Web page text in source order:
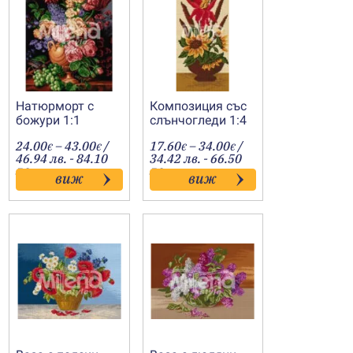
Натюрморт с
божури 1:1
24.00€ –43.00€Price
range:
24.00€
through
43.00€
/
46.94 лв. - 84.10
лв. виж
Композиция със
слънчогледи 1:4
17.60€ –34.00€Price
range:
17.60€
through
34.00€
/
34.42 лв. - 66.50
лв. виж